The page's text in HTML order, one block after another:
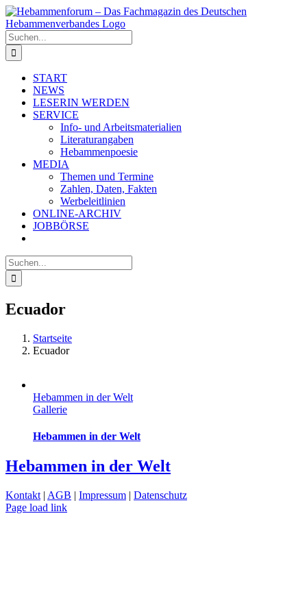
Zum
Inhalt
springen
Suche
nach:
START
NEWS
LESERIN WERDEN
SERVICE
Info- und Arbeitsmaterialien
Literaturangaben
Hebammenpoesie
MEDIA
Themen und Termine
Zahlen, Daten, Fakten
Werbeleitlinien
ONLINE-ARCHIV
JOBBÖRSE
Suche
nach:
Ecuador
Startseite
Ecuador
Hebammen in der Welt
Gallerie
Hebammen in der Welt
Hebammen in der Welt
Kontakt | AGB | Impressum | Datenschutz
Page load link